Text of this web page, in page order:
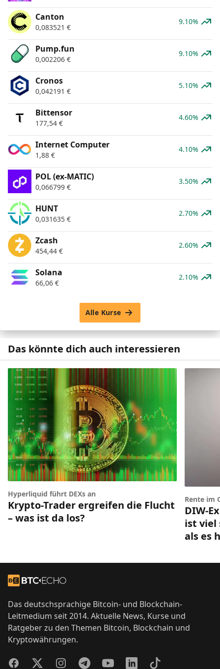
Canton
0,083521 €
9.10%
Pump.fun
0,002206 €
9.10%
Cronos
0,042191 €
5.10%
Bittensor
177,54 €
4.60%
Internet Computer
1,88 €
4.10%
POL (ex-MATIC)
0,066799 €
3.50%
HUNT
0,031635 €
2.70%
Zcash
454,44 €
2.60%
Solana
66,06 €
2.10%
Alle Kurse
Das könnte dich auch interessieren
Hyperliquid führt DEXs an
Krypto-Trader ergreifen die Flucht
– was ist da los?
Rente im
DIW-
ist viel
als es
Zur Startseite
Das deutschsprachige Bitcoin- und Blockchain-
Leitmedium seit 2014. Aktuelle News, Kurse und
Ratgeber zu den Themen Bitcoin, Blockchain und
Kryptowährungen.
FacebookTwitterInstagramTelegramYouTubeLinkedInTikTok